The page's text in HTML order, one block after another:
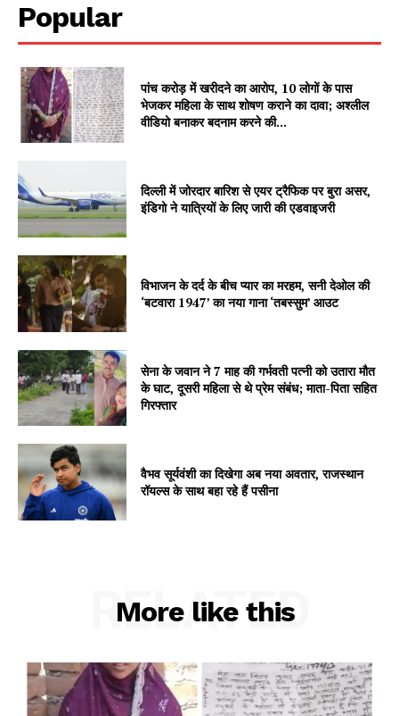
Company
About
Subscription Plans
My account
Popular
पांच करोड़ में खरीदने का आरोप, 10 लोगों के पास
भेजकर महिला के साथ शोषण कराने का दावा; अश्लील
वीडियो बनाकर बदनाम करने की...
दिल्ली में जोरदार बारिश से एयर ट्रैफिक पर बुरा असर,
इंडिगो ने यात्रियों के लिए जारी की एडवाइजरी
विभाजन के दर्द के बीच प्यार का मरहम, सनी देओल की
‘बटवारा 1947’ का नया गाना ‘तबस्सुम’ आउट
सेना के जवान ने 7 माह की गर्भवती पत्नी को उतारा मौत
के घाट, दूसरी महिला से थे प्रेम संबंध; माता-पिता सहित
गिरफ्तार
वैभव सूर्यवंशी का दिखेगा अब नया अवतार, राजस्थान
रॉयल्स के साथ बहा रहे हैं पसीना
More like this
RELATED